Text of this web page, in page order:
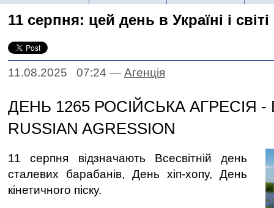
11 серпня: цей день в Україні і світі
11.08.2025 07:24 — Агенцiя
ДЕНЬ 1265 РОСІЙСЬКА АГРЕСІЯ -
RUSSIAN AGRESSION
11 серпня відзначають Всесвітній день
сталевих барабанів, День хіп-хопу, День
кінетичного піску.